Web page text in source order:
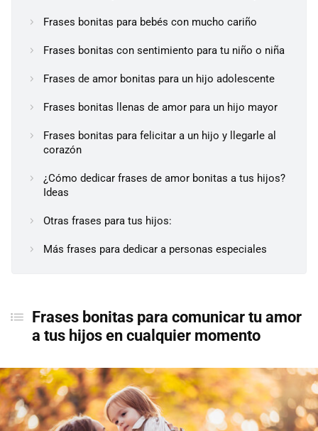
Frases bonitas para bebés con mucho cariño
Frases bonitas con sentimiento para tu niño o niña
Frases de amor bonitas para un hijo adolescente
Frases bonitas llenas de amor para un hijo mayor
Frases bonitas para felicitar a un hijo y llegarle al
corazón
¿Cómo dedicar frases de amor bonitas a tus hijos?
Ideas
Otras frases para tus hijos:
Más frases para dedicar a personas especiales
Frases bonitas para comunicar tu amor
a tus hijos en cualquier momento